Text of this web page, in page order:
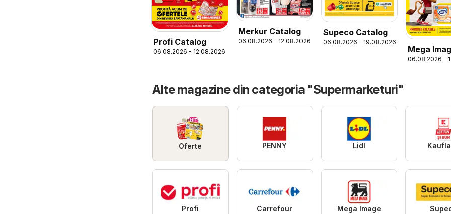
Profi Catalog
06.08.2026 - 12.08.2026
Merkur Catalog
06.08.2026 - 12.08.2026
Supeco Catalog
06.08.2026 - 19.08.2026
Mega
Catalog
06.08.2026 -
Alte magazine din categoria "Supermarketuri"
Oferte PENNY Lidl
Profi Carrefour Mega Image